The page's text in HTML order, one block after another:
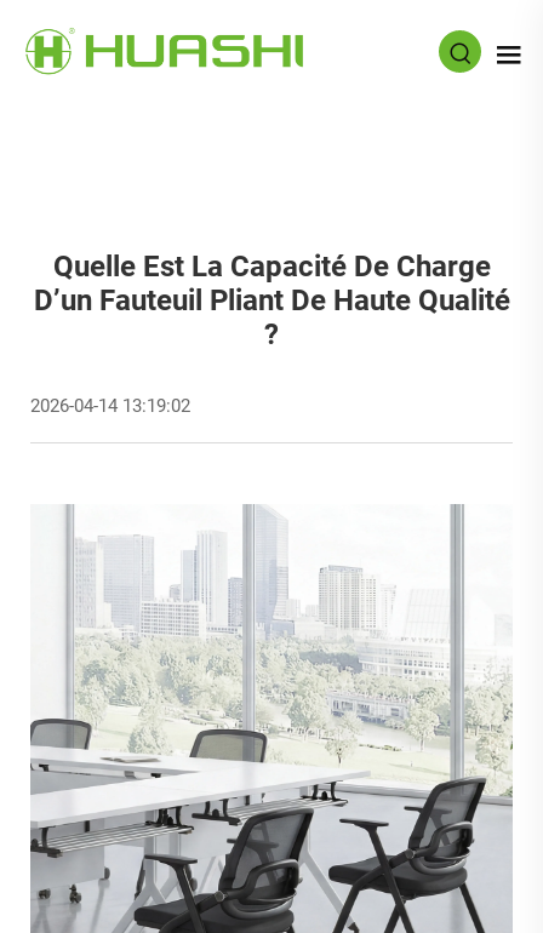
Quelle Est La Capacité De Charge
D’un Fauteuil Pliant De Haute Qualité
?
2026-04-14 13:19:02